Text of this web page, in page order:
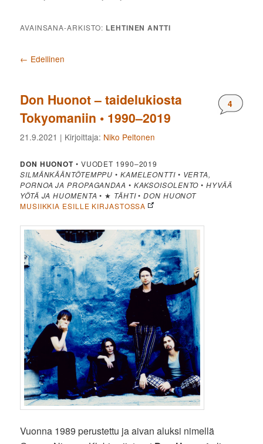
AVAINSANA-ARKISTO: LEHTINEN ANTTI
Artikkelien selaus
← Edellinen
Don Huonot – taidelukiosta
Tokyomaniin • 1990–2019
4
21.9.2021 | Kirjoittaja: Niko Peltonen
DON HUONOT • VUODET 1990–2019
SILMÄNKÄÄNTÖTEMPPU • KAMELEONTTI• VERTA,
PORNOA JA PROPAGANDAA • KAKSOISOLENTO •HYVÄÄ
YÖTÄ JA HUOMENTA • ★ TÄHTI•DON HUONOT
MUSIIKKIA ESILLE KIRJASTOSSA
Vuonna 1989 perustettu ja aivan aluksi nimellä